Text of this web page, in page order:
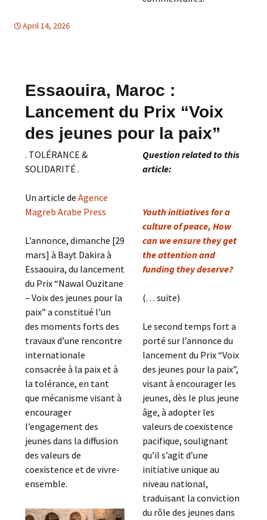
April 14, 2026
Essaouira, Maroc :
Lancement du Prix “Voix
des jeunes pour la paix”
. TOLÉRANCE &
SOLIDARITÉ .
Un article deAgence
Magreb Arabe Press
L’annonce, dimanche [29
mars] à Bayt Dakira à
Essaouira, du lancement
du Prix “Nawal Ouzitane
– Voix des jeunes pour la
paix” a constitué l’un
des moments forts des
travaux d’une rencontre
internationale
consacrée à la paix et à
la tolérance, en tant
que mécanisme visant à
encourager
l’engagement des
jeunes dans la diffusion
des valeurs de
coexistence et de vivre-
ensemble.
Question related to this
article:
Youth initiatives for a
culture of peace, How
can we ensure they get
the attention and
funding they deserve?
(. . . suite)
Le second temps fort a
porté sur l’annonce du
lancement du Prix “Voix
des jeunes pour la paix”,
visant à encourager les
jeunes, dès le plus jeune
âge, à adopter les
valeurs de coexistence
pacifique, soulignant
qu’il s’agit d’une
initiative unique au
niveau national,
traduisant la conviction
du rôle des jeunes dans